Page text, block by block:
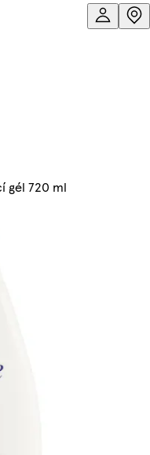
gél 720 ml